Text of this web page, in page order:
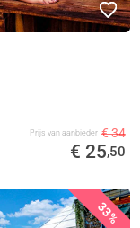
Prijs van aanbieder € 34
€ 25,50
33%